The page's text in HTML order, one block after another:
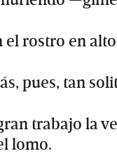
el rostro en
pues, tan
trabajo la
lomo.